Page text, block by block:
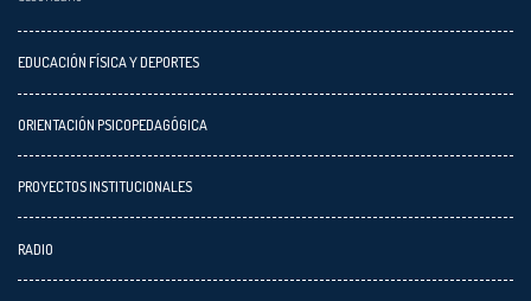
EDUCACIÓN FÍSICA Y DEPORTES
ORIENTACIÓN PSICOPEDAGÓGICA
PROYECTOS INSTITUCIONALES
RADIO